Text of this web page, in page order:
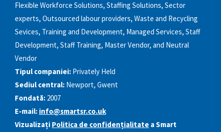
Flexible Workforce Solutions, Staffing Solutions, Sector
experts, Outsourced labour providers, Waste and Recycling
Sevices, Training and Development, Managed Services, Staff
Development, Staff Training, Master Vendor, and Neutral
Vendor
Tipul companiei: Privately Held
Sediul central: Newport, Gwent
Fondată: 2007
E-mail: info@smartsr.co.uk
Vizualizați Politica de confidențialitate a Smart